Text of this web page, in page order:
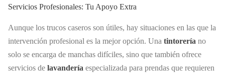
Servicios Profesionales: Tu Apoyo Extra
Aunque los trucos caseros son útiles, hay situaciones en las que la
intervención profesional es la mejor opción. Una tintorería no
solo se encarga de manchas difíciles, sino que también ofrece
servicios de lavandería especializada para prendas que requieren